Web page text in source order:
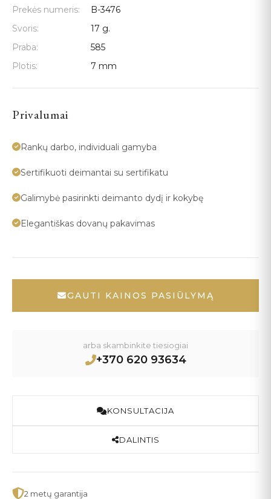
Prekės numeris:
B-3476
Svoris:
17 g.
Praba:
585
Plotis:
7 mm
Privalumai
Rankų darbo, individuali gamyba
Sertifikuoti deimantai su sertifikatu
Galimybė pasirinkti deimanto dydį ir kokybę
Elegantiškas dovanų pakavimas
GAUTI KAINOS PASIŪLYMĄ
arba skambinkite tiesiogiai
+370 620 93634
KONSULTACIJA
DALINTIS
2 metų garantija